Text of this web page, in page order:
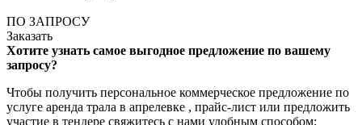
ПО ЗАПРОСУ
Заказать
Хотите узнать самое выгодное предложение по вашему
запросу?
Чтобы получить персональное коммерческое предложение по
услуге аренда трала в апрелевке , прайс-лист или предложить
участие в тендере свяжитесь с нами удобным способом: